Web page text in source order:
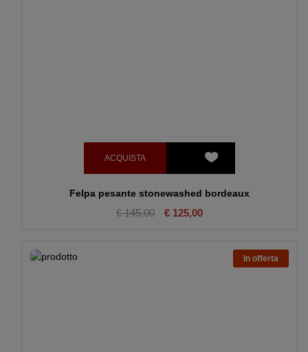
ACQUISTA
Felpa pesante stonewashed bordeaux
€ 145,00 € 125,00
In offerta